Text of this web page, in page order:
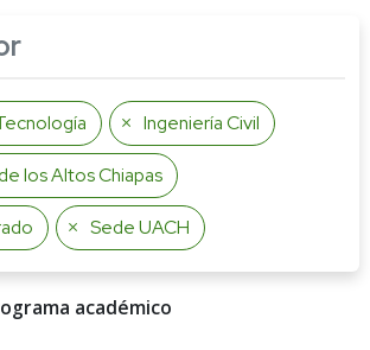
Ingeniería Civil
los Altos Chiapas
Sede UACH
académico